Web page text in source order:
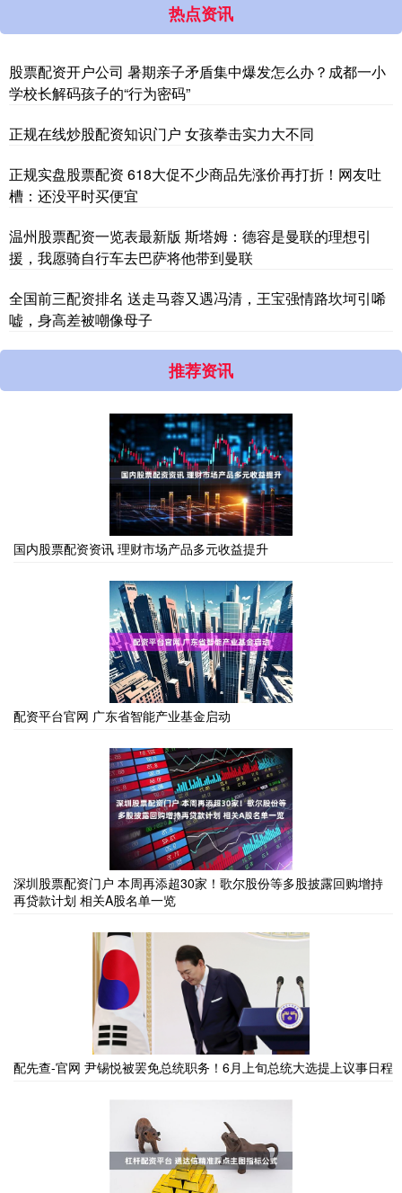
热点资讯
股票配资开户公司 暑期亲子矛盾集中爆发怎么办？成都一小
学校长解码孩子的“行为密码”
正规在线炒股配资知识门户 女孩拳击实力大不同
正规实盘股票配资 618大促不少商品先涨价再打折！网友吐
槽：还没平时买便宜
温州股票配资一览表最新版 斯塔姆：德容是曼联的理想引
援，我愿骑自行车去巴萨将他带到曼联
全国前三配资排名 送走马蓉又遇冯清，王宝强情路坎坷引唏
嘘，身高差被嘲像母子
推荐资讯
国内股票配资资讯 理财市场产品多元收益提升
配资平台官网 广东省智能产业基金启动
深圳股票配资门户 本周再添超30家！歌尔股份等多股披露回购增持
再贷款计划 相关A股名单一览
配先查-官网 尹锡悦被罢免总统职务！6月上旬总统大选提上议事日程